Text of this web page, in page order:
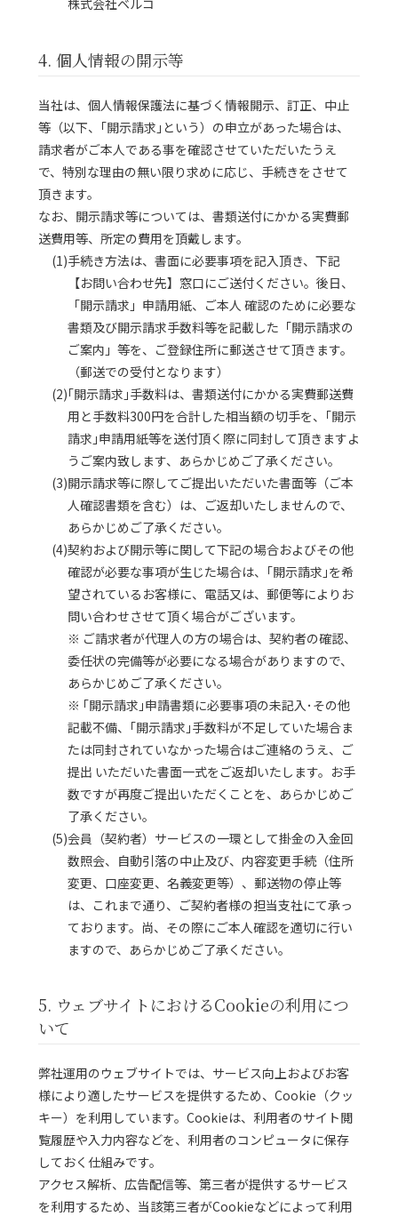
株式会社ベルコ
4. 個人情報の開示等
当社は、個人情報保護法に基づく情報開示、訂正、中止
等（以下、｢開示請求｣という）の申立があった場合は、
請求者がご本人である事を確認させていただいたうえ
で、特別な理由の無い限り求めに応じ、手続きをさせて
頂きます。
なお、開示請求等については、書類送付にかかる実費郵
送費用等、所定の費用を頂戴します。
(1)手続き方法は、書面に必要事項を記入頂き、下記
【お問い合わせ先】窓口にご送付ください。後日、
「開示請求」申請用紙、ご本人 確認のために必要な
書類及び開示請求手数料等を記載した「開示請求の
ご案内」等を、ご登録住所に郵送させて頂きます。
（郵送での受付となります）
(2)｢開示請求｣手数料は、書類送付にかかる実費郵送費
用と手数料300円を合計した相当額の切手を、｢開示
請求｣申請用紙等を送付頂く際に同封して頂きますよ
うご案内致します、あらかじめご了承ください。
(3)開示請求等に際してご提出いただいた書面等（ご本
人確認書類を含む）は、ご返却いたしませんので、
あらかじめご了承ください。
(4)契約および開示等に関して下記の場合およびその他
確認が必要な事項が生じた場合は、｢開示請求｣を希
望されているお客様に、電話又は、郵便等によりお
問い合わせさせて頂く場合がございます。
※ ご請求者が代理人の方の場合は、契約者の確認、
委任状の完備等が必要になる場合がありますので、
あらかじめご了承ください。
※ ｢開示請求｣申請書類に必要事項の未記入･その他
記載不備、｢開示請求｣手数料が不足していた場合ま
たは同封されていなかった場合はご連絡のうえ、ご
提出 いただいた書面一式をご返却いたします。お手
数ですが再度ご提出いただくことを、あらかじめご
了承ください。
(5)会員（契約者）サービスの一環として掛金の入金回
数照会、自動引落の中止及び、内容変更手続（住所
変更、口座変更、名義変更等）、郵送物の停止等
は、これまで通り、ご契約者様の担当支社にて承っ
ております。尚、その際にご本人確認を適切に行い
ますので、あらかじめご了承ください。
5. ウェブサイトにおけるCookieの利用につ
いて
弊社運用のウェブサイトでは、サービス向上およびお客
様により適したサービスを提供するため、Cookie（クッ
キー）を利用しています。Cookieは、利用者のサイト閲
覧履歴や入力内容などを、利用者のコンピュータに保存
しておく仕組みです。
アクセス解析、広告配信等、第三者が提供するサービス
を利用するため、当該第三者がCookieなどによって利用